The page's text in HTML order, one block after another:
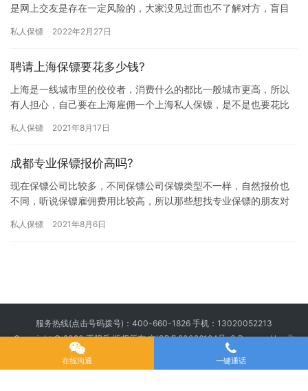
是网上交友是存在一定风险的，大家没见过面也不了解对方，盲目
侵，随…
私人保镖 2022年2月27日
聘请上海保镖要花多少钱?
上海是一线城市里的佼佼者，消费什么的都比一般城市更高，所以
有人担心，自己要在上海雇佣一个上海私人保镖，是不是也要花比
详细…
私人保镖 2021年8月17日
成都专业保镖报价高吗?
现在保镖公司比较多，不同保镖公司保镖类型不一样，自然报价也
不同，听说保镖雇佣费用比较高，所以那些想找专业保镖的朋友对
吗…
私人保镖 2021年8月6日
服务热线(点击号码拨号)： 400-660-1826 手机： 13020052213
Copyright © 2020 王牌盾 版权所有京ICP备20026194号-3Powered by 北
在线沟通 一键通话